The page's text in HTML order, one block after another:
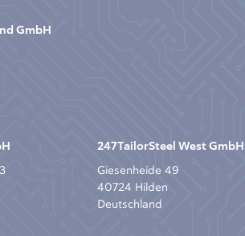
GmbH
247TailorSteel West GmbH
Giesenheide 49
40724 Hilden
Deutschland